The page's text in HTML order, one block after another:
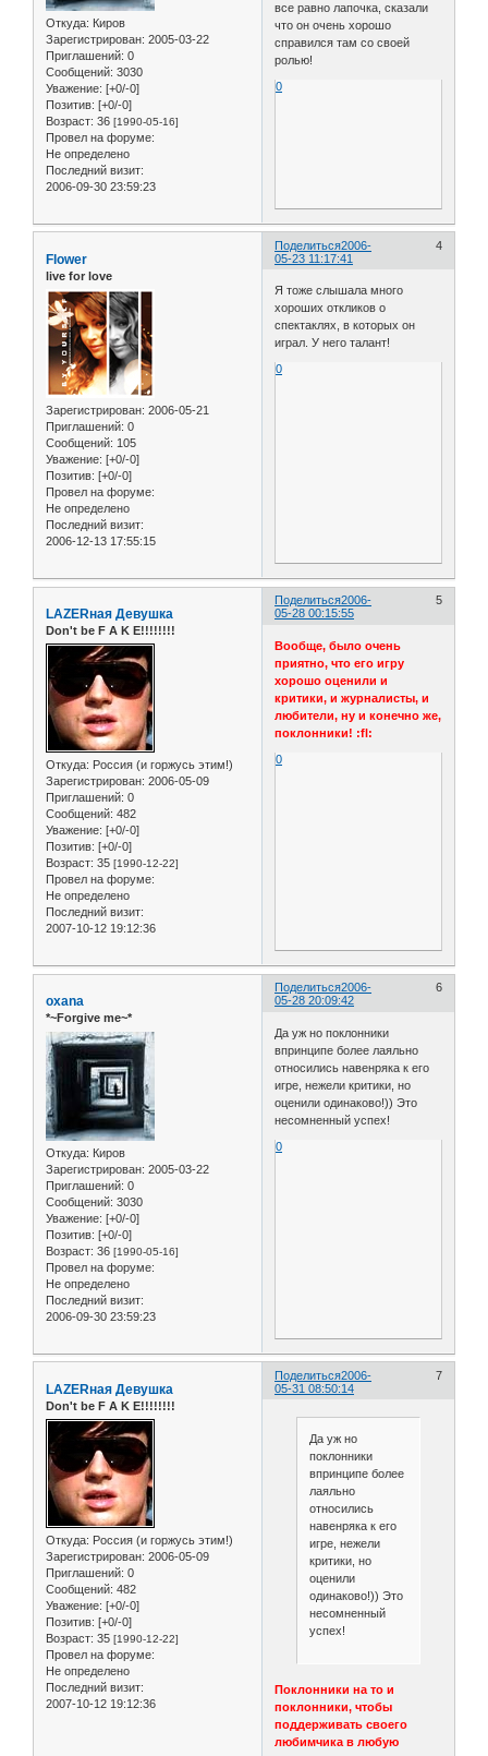
Откуда: Киров
Зарегистрирован: 2005-03-22
Приглашений: 0
Сообщений: 3030
Уважение: [+0/-0]
Позитив: [+0/-0]
Возраст: 36 [1990-05-16]
Провел на форуме:
Не определено
Последний визит:
2006-09-30 23:59:23
все равно лапочка, сказали
что он очень хорошо
справился там со своей
ролью!
0
Поделиться 4
2006-
05-23 11:17:41
Flower
live for love
Зарегистрирован: 2006-05-21
Приглашений: 0
Сообщений: 105
Уважение: [+0/-0]
Позитив: [+0/-0]
Провел на форуме:
Не определено
Последний визит:
2006-12-13 17:55:15
Я тоже слышала много
хороших откликов о
спектаклях, в которых он
играл. У него талант!
0
Поделиться 5
2006-
05-28 00:15:55
LAZERная Девушка
Don't be F A K E!!!!!!!!
Откуда: Россия (и горжусь этим!)
Зарегистрирован: 2006-05-09
Приглашений: 0
Сообщений: 482
Уважение: [+0/-0]
Позитив: [+0/-0]
Возраст: 35 [1990-12-22]
Провел на форуме:
Не определено
Последний визит:
2007-10-12 19:12:36
Вообще, было очень
приятно, что его игру
хорошо оценили и
критики, и журналисты, и
любители, ну и конечно же,
поклонники! :fl:
0
Поделиться 6
2006-
05-28 20:09:42
oxana
*~Forgive me~*
Откуда: Киров
Зарегистрирован: 2005-03-22
Приглашений: 0
Сообщений: 3030
Уважение: [+0/-0]
Позитив: [+0/-0]
Возраст: 36 [1990-05-16]
Провел на форуме:
Не определено
Последний визит:
2006-09-30 23:59:23
Да уж но поклонники
впринципе более лаяльно
относились навенряка к его
игре, нежели критики, но
оценили одинаково!)) Это
несомненный успех!
0
Поделиться 7
2006-
05-31 08:50:14
LAZERная Девушка
Don't be F A K E!!!!!!!!
Откуда: Россия (и горжусь этим!)
Зарегистрирован: 2006-05-09
Приглашений: 0
Сообщений: 482
Уважение: [+0/-0]
Позитив: [+0/-0]
Возраст: 35 [1990-12-22]
Провел на форуме:
Не определено
Последний визит:
2007-10-12 19:12:36
Да уж но
поклонники
впринципе более
лаяльно
относились
навенряка к его
игре, нежели
критики, но
оценили
одинаково!)) Это
несомненный
успех!
Поклонники на то и
поклонники, чтобы
поддерживать своего
любимчика в любую